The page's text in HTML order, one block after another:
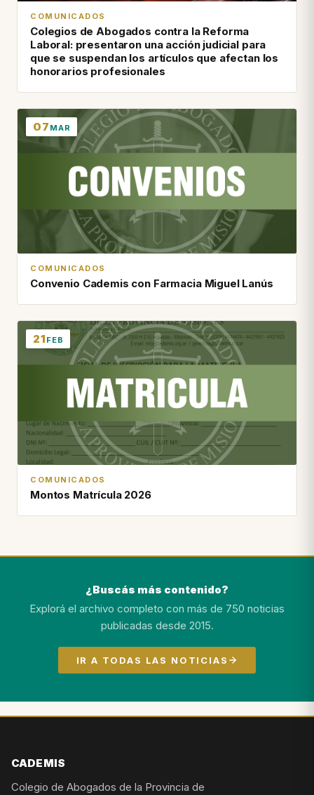
COMUNICADOS
Colegios de Abogados contra la Reforma
Laboral: presentaron una acción judicial para
que se suspendan los artículos que afectan los
honorarios profesionales
07 MAR
COMUNICADOS
Convenio Cademis con Farmacia Miguel Lanús
21 FEB
COMUNICADOS
Montos Matrícula 2026
¿Buscás más contenido?
Explorá el archivo completo con más de 750 noticias
publicadas desde 2015.
IR A TODAS LAS NOTICIAS
CADEMIS
Colegio de Abogados de la Provincia de